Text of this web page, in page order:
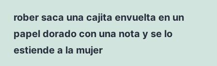
rober saca una cajita envuelta en un
papel dorado con una nota y se lo
estiende a la mujer